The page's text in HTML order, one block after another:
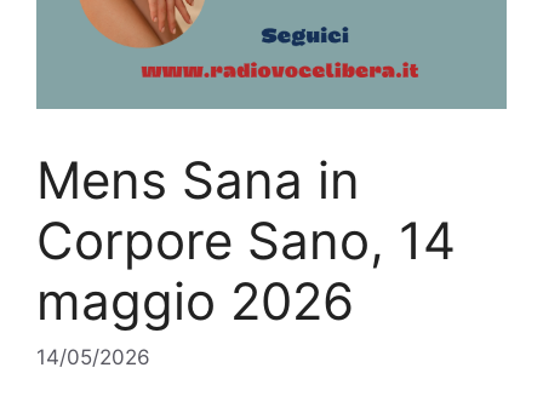
Mens Sana in
Corpore Sano, 14
maggio 2026
14/05/2026